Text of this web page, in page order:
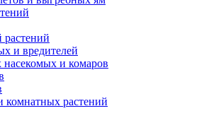
растений
и вредителей
и комаров
комнатных растений